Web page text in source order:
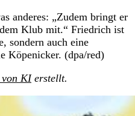
anderes: „Zudem bringt er
Klub mit.“ Friedrich ist
sondern auch eine
Köpenicker. (dpa/red)
KIerstellt.